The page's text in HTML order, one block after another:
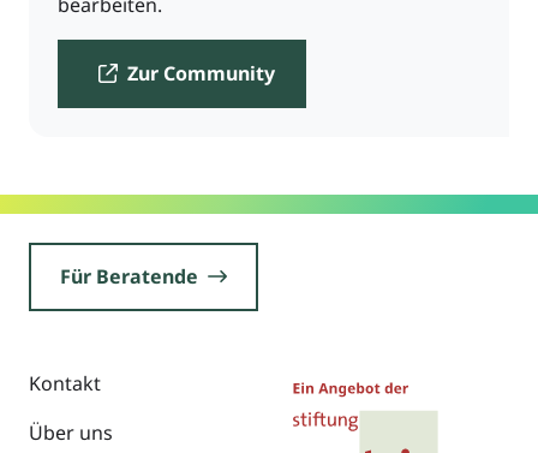
Zur Community
Für Beratende
Kontakt
Über uns